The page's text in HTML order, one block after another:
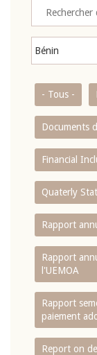
- Tous -
Documents
Financial
Quaterly
Rapport
Rapport
l'UEMOA
Rapport
paiement
Report on